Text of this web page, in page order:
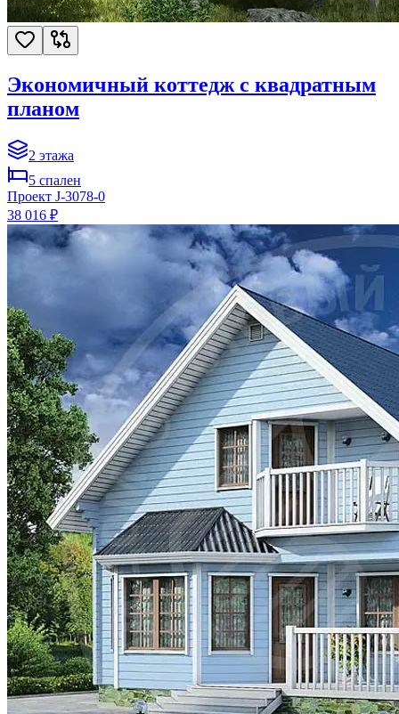
Экономичный коттедж с квадратным
планом
2 этажа
5 спален
Проект J-3078-0
38 016 ₽